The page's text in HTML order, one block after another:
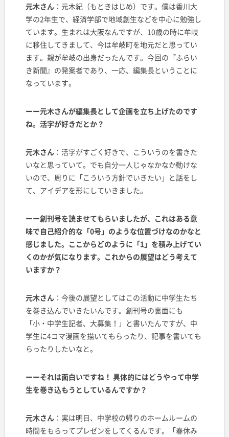
元木さん ：元木紀（もときはじめ）です。僕は香川大
学の2年生で、経済学部で地域創生などを中心に勉強し
ています。生まれは大阪なんですが、10歳の時に牟岐
に移住してきまして、今は牟岐町を地元だと思ってい
ます。親が牟岐の出身だったんです。今回の『ふらい
き新聞』の発案者であり、一応、編集長ということに
なっています。
ーー元木さんが編集長として企画を立ち上げたのです
ね。活字が好きだとか？
元木さん ：活字がすごく好きで、こういうのを書きた
いなと思っていて。でも自分一人じゃなかなか動けな
いので、周りに「こういう方針でいきたい」と話をし
て、アイデアを形にしていきました。
ーー創刊号を読ませてもらいましたが、これはある意
味で自己紹介的な「0号」のような位置づけなのかなと
感じました。ここからどのように「1」を積み上げてい
くのかが気になります。これからの展望はどう考えて
いますか？
元木さん ：今後の展望としてはこの活動に中学生たち
を巻き込んでいきたいんです。創刊号の裏面にも
「小・中学生記者、大募集！」と書いたんですが、中
学生に4コマ漫画を描いてもらったり、記事を書いても
らったりしたいなと。
ーーそれは面白いですね！ 具体的にはどうやって中学
生を巻き込もうとしているんですか？
元木さん ：実は明日、中学校の帰りのホームルームの
時間をもらってプレゼンをしてくるんです。「春休み